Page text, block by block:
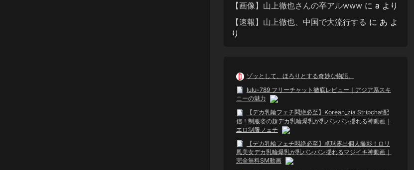
【画像】山上徹也さんの卒アルwwwに a より
【速報】山上徹也、中国で大流行する に あ よ
り
ゾッとして、ほろりとする奇妙な物語。
lulu-789 フリーチャット徹底レビュー｜アジア系スキ
ニーの魅力
【デカ乳輪フェチ悶絶必至】Korean_zia Stripchat配
信！制服姿の超デカ乳輪爆乳が乳パンパン揺れる神動画｜
エロ制服フェチ
【デカ乳輪フェチ悶絶必至】卓球露出個人撮影！ロリ
風美女デカ乳輪爆乳が乳パンパン揺れるマジイキ神動画｜
完全無料SM動画